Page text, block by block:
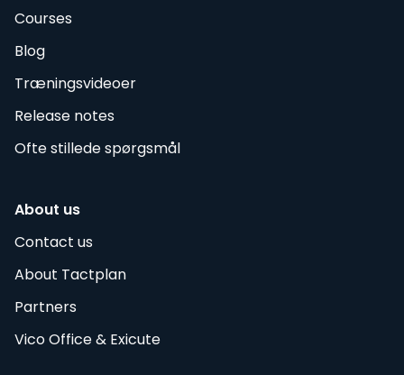
Courses
Blog
Træningsvideoer
Release notes
Ofte stillede spørgsmål
About us
Contact us
About Tactplan
Partners
Vico Office & Exicute